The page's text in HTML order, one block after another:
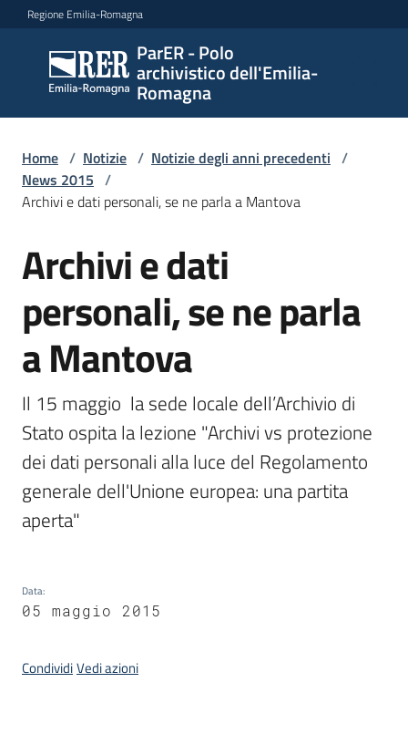
Vai al contenuto
Vai alla navigazione
Vai al footer
Regione Emilia-Romagna
ParER - Polo
archivistico dell'Emilia-
Romagna
ParER -
Polo
archivistico
Romagna
archivistico
Archivio
storico
Conservazione
Argomenti
Contatti
Home / Notizie / Notizie degli anni precedenti /
News 2015 /
Archivi e dati personali, se ne parla a Mantova
Salta al contenuto
Archivi e dati
personali, se ne parla
a Mantova
Il 15 maggio  la sede locale dell’Archivio di
Stato ospita la lezione "Archivi vs protezione
dei dati personali alla luce del Regolamento
generale dell'Unione europea: una partita
aperta"
Data:
05 maggio 2015
CondividiVedi azioni